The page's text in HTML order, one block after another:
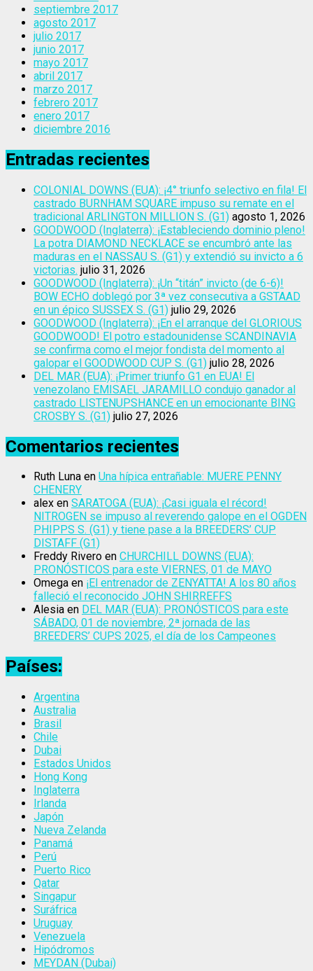
septiembre 2017
agosto 2017
julio 2017
junio 2017
mayo 2017
abril 2017
marzo 2017
febrero 2017
enero 2017
diciembre 2016
Entradas recientes
COLONIAL DOWNS (EUA): ¡4° triunfo selectivo en fila! El
castrado BURNHAM SQUARE impuso su remate en el
tradicional ARLINGTON MILLION S. (G1) agosto 1, 2026
GOODWOOD (Inglaterra): ¡Estableciendo dominio pleno!
La potra DIAMOND NECKLACE se encumbró ante las
maduras en el NASSAU S. (G1) y extendió su invicto a 6
victorias. julio 31, 2026
GOODWOOD (Inglaterra): ¡Un “titán” invicto (de 6-6)!
BOW ECHO doblegó por 3ª vez consecutiva a GSTAAD
en un épico SUSSEX S. (G1) julio 29, 2026
GOODWOOD (Inglaterra): ¡En el arranque del GLORIOUS
GOODWOOD! El potro estadounidense SCANDINAVIA
se confirma como el mejor fondista del momento al
galopar el GOODWOOD CUP S. (G1) julio 28, 2026
DEL MAR (EUA): ¡Primer triunfo G1 en EUA! El
venezolano EMISAEL JARAMILLO condujo ganador al
castrado LISTENUPSHANCE en un emocionante BING
CROSBY S. (G1) julio 27, 2026
Comentarios recientes
Ruth Luna en Una hípica entrañable: MUERE PENNY
CHENERY
alex en SARATOGA (EUA): ¡Casi iguala el récord!
NITROGEN se impuso al reverendo galope en el OGDEN
PHIPPS S. (G1) y tiene pase a la BREEDERS’ CUP
DISTAFF (G1)
Freddy Rivero en CHURCHILL DOWNS (EUA):
PRONÓSTICOS para este VIERNES, 01 de MAYO
Omega en ¡El entrenador de ZENYATTA! A los 80 años
falleció el reconocido JOHN SHIRREFFS
Alesia en DEL MAR (EUA): PRONÓSTICOS para este
SÁBADO, 01 de noviembre, 2ª jornada de las
BREEDERS’ CUPS 2025, el día de los Campeones
Países:
Argentina
Australia
Brasil
Chile
Dubai
Estados Unidos
Hong Kong
Inglaterra
Irlanda
Japón
Nueva Zelanda
Panamá
Perú
Puerto Rico
Qatar
Singapur
Suráfrica
Uruguay
Venezuela
Hipódromos
MEYDAN (Dubai)